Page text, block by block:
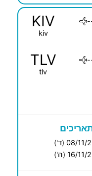
KIV
kiv
TLV
tlv
11/23 (ד')
11/23 (ה')